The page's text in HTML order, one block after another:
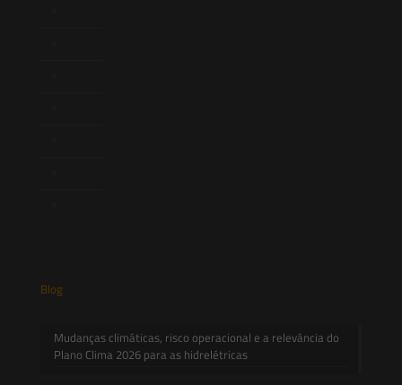
Blog
Mudanças climáticas, risco operacional e a relevância do
Plano Clima 2026 para as hidrelétricas